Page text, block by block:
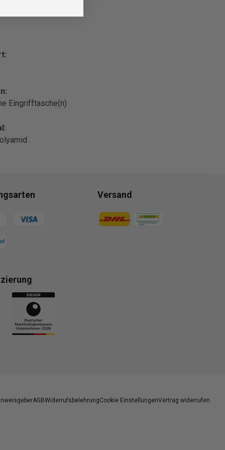
Eingrifftasche(n)
Versand
Zahlungsmethoden
AGBWiderrufsbelehrungCookie EinstellungenVertrag widerrufen